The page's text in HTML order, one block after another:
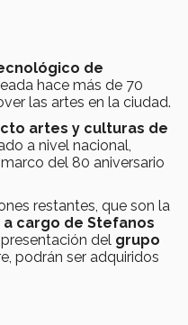
de
hace más de 70
las artes en la ciudad.
artes y culturas de
a nivel nacional,
del 80 aniversario
restantes, que son la
a cargo de Stefanos
del grupo
podrán ser adquiridos